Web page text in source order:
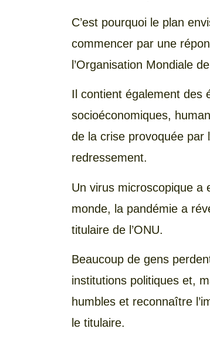
C’est pourquoi le plan
commencer par une
l’Organisation Mondiale
Il contient également des
socioéconomiques,
de la crise provoquée par
redressement.
Un virus microscopique a
monde, la pandémie a
titulaire de l’ONU.
Beaucoup de gens
institutions politiques et,
humbles et reconnaître
le titulaire.